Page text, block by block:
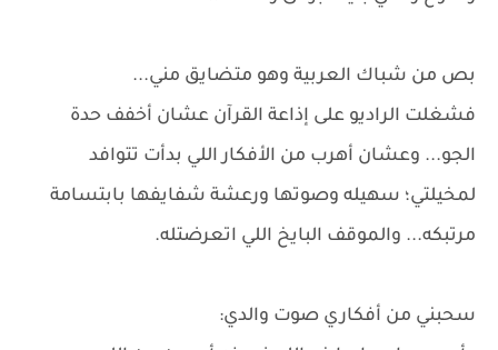
بص من شباك العربية وهو متضايق مني...
فشغلت الراديو على إذاعة القرآن عشان أخفف حدة
الجو... وعشان أهرب من الأفكار اللي بدأت تتوافد
لمخيلتي؛ سهيله وصوتها ورعشة شفايفها بابتسامة
مرتبكه... والموقف البايخ اللي اتعرضتله.
سحبني من أفكاري صوت والدي: